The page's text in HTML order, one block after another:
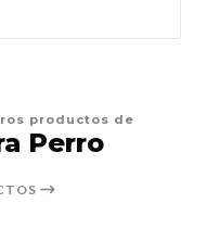
productos de
Perro